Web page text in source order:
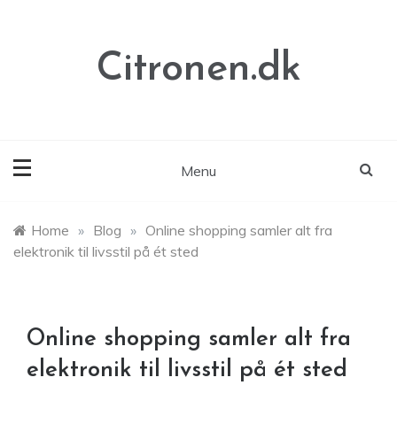
Citronen.dk
Menu
Home » Blog » Online shopping samler alt fra
elektronik til livsstil på ét sted
Online shopping samler alt fra
elektronik til livsstil på ét sted